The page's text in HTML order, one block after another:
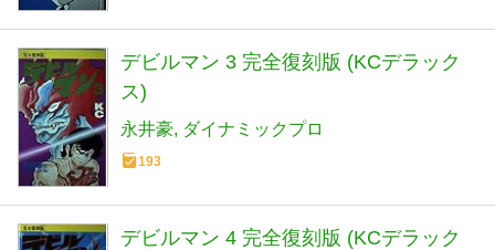
デビルマン 3 完全復刻版 (KCデラック
ス)
永井豪 ダイナミックプロ
193
デビルマン 4 完全復刻版 (KCデラック